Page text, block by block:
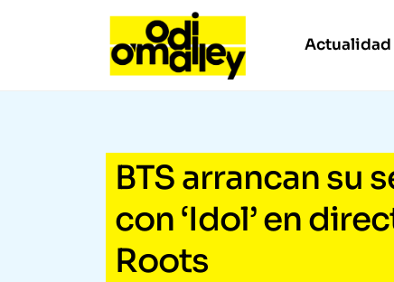
Actualidad
BTS arrancan su
con ‘Idol’ en
Roots